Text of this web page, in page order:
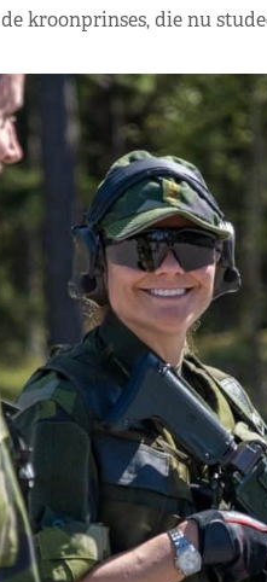
kroonprinses, die nu